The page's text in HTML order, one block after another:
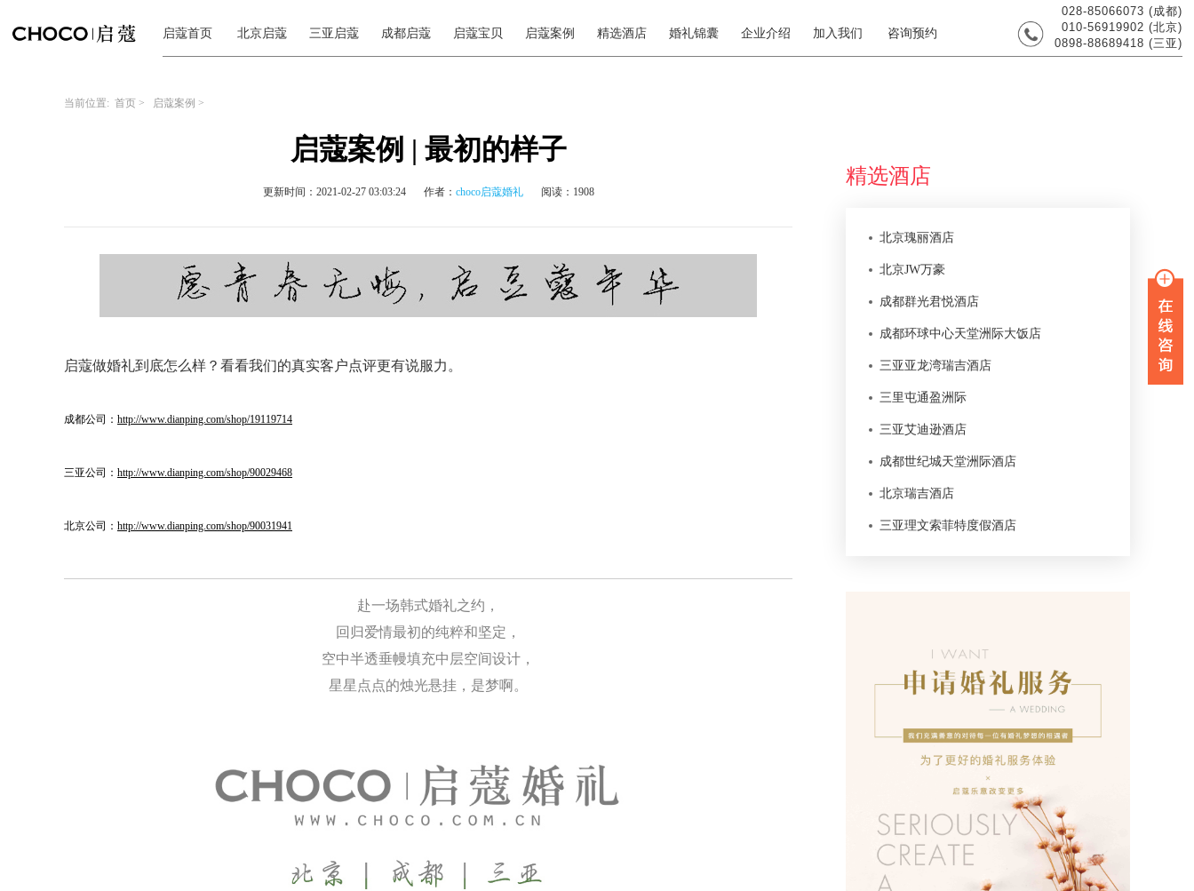
启蔻首页 北京启蔻 三亚启蔻 成都启蔻 启蔻宝贝 启蔻案例 精选酒店 婚礼锦囊 企业介绍 加入我们 咨询预约
028-85066073 (成都)
010-56919902 (北京)
0898-88689418 (三亚)
当前位置: 首页 > 启蔻案例 >
启蔻案例 | 最初的样子
更新时间：2021-02-27 03:03:24 作者： choco启蔻婚礼 阅读：1908
启蔻做婚礼到底怎么样？看看我们的真实客户点评更有说服力。
成都公司： http://www.dianping.com/shop/19119714
三亚公司： http://www.dianping.com/shop/90029468
北京公司： http://www.dianping.com/shop/90031941
赴一场韩式婚礼之约，
回归爱情最初的纯粹和坚定，
空中半透垂幔填充中层空间设计，
星星点点的烛光悬挂，是梦啊。
精选酒店
北京瑰丽酒店
北京JW万豪
成都群光君悦酒店
成都环球中心天堂洲际大饭店
三亚亚龙湾瑞吉酒店
三里屯通盈洲际
三亚艾迪逊酒店
成都世纪城天堂洲际酒店
北京瑞吉酒店
三亚理文索菲特度假酒店